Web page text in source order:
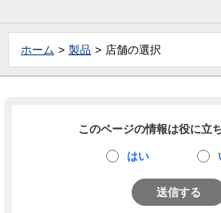
ホーム 製品 店舗の選択
このページの情報は役に立
はい
送信する